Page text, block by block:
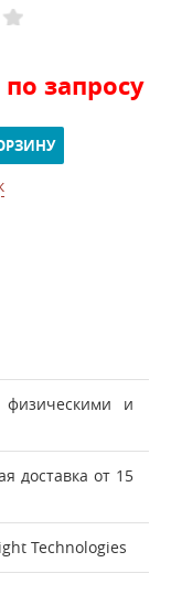
запросу
и
доставка от 15
Technologies